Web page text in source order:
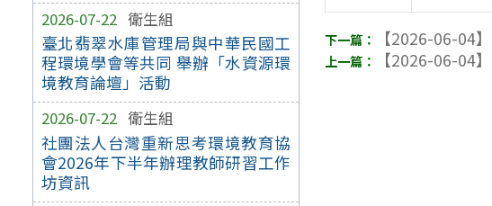
2026-07-22 衛生組
臺北翡翠水庫管理局與中華民國工
程環境學會等共同 舉辦「水資源環
境教育論壇」活動
2026-07-22 衛生組
社團法人台灣重新思考環境教育協
會2026年下半年辦理教師研習工作
坊資訊
【2026-06-04】
【2026-06-04】